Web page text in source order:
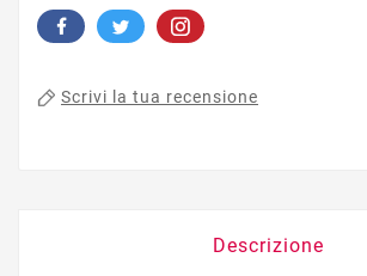
Scrivi la tua recensione
Descrizione